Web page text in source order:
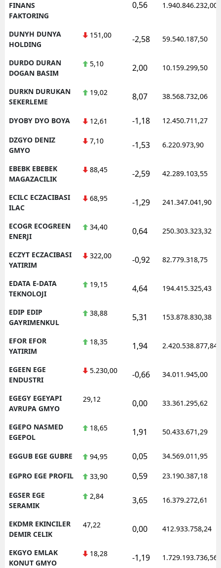
FINANS
FAKTORING
0,56 1.940.846.232,00
DUNYH DUNYA
HOLDING
151,00 -2,58 59.540.187,50
DURDO DURAN
DOGAN BASIM
5,10 2,00 10.159.299,50
DURKN DURUKAN
SEKERLEME
19,02 8,07 38.568.732,06
DYOBY DYO BOYA 12,61 -1,18 12.450.711,27
DZGYO DENIZ
GMYO
7,10 -1,53 6.220.973,90
EBEBK EBEBEK
MAGAZACILIK
88,45 -2,59 42.289.103,55
ECILC ECZACIBASI
ILAC
68,95 -1,29 241.347.041,90
ECOGR ECOGREEN
ENERJI
34,40 0,64 250.303.323,32
ECZYT ECZACIBASI
YATIRIM
322,00 -0,92 82.779.318,75
EDATA E-DATA
TEKNOLOJI
19,15 4,64 194.415.325,43
EDIP EDIP
GAYRIMENKUL
38,88 5,31 153.878.830,38
EFOR EFOR
YATIRIM
18,35 1,94 2.420.538.877,84
EGEEN EGE
ENDUSTRI
5.230,00 -0,66 34.011.945,00
EGEGY EGEYAPI
AVRUPA GMYO
29,12 0,00 33.361.295,62
EGEPO NASMED
EGEPOL
18,65 1,91 50.433.671,29
EGGUB EGE GUBRE 94,95 0,05 34.569.011,95
EGPRO EGE PROFIL 33,90 0,59 23.190.387,18
EGSER EGE
SERAMIK
2,84 3,65 16.379.272,61
EKDMR EKINCILER
DEMIR CELIK
47,22 0,00 412.933.758,24
EKGYO EMLAK
KONUT GMYO
18,28 -1,19 1.729.193.736,56